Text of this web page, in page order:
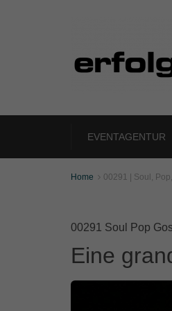
EVENTAGENTUR
Home  00291 | Soul,
00291 Soul Pop
Eine